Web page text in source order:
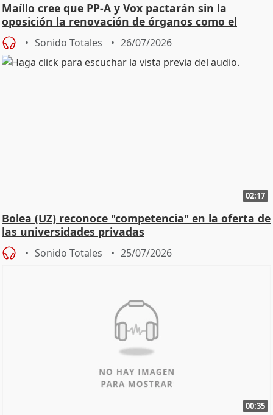
Maíllo cree que PP-A y Vox pactarán sin la
oposición la renovación de órganos como el
Defensor
Sonido Totales 26/07/2026
02:17
Bolea (UZ) reconoce "competencia" en la oferta de
las universidades privadas
Sonido Totales 25/07/2026
00:35